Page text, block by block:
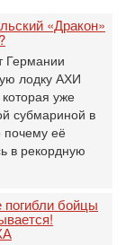
«Дракон»
Германии
лодку АХИ
уже
субмариной в
её
в рекордную
бойцы